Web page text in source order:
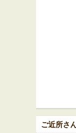
ご近所さ